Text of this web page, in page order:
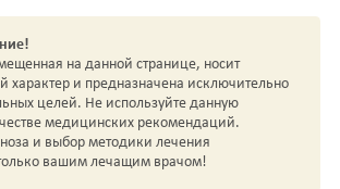
на данной странице, носит
и предназначена исключительно
целей. Не используйте данную
медицинских рекомендаций.
и выбор методики лечения
вашим лечащим врачом!